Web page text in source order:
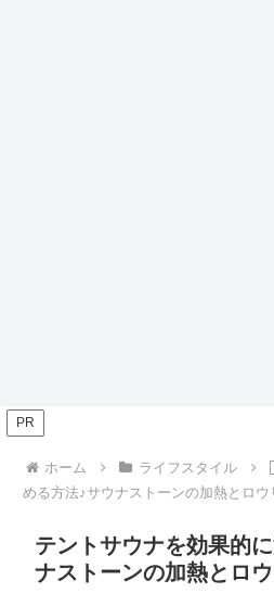
PR
ホーム ライフスタイル
める方法♪サウナストーンの加熱とロウ
テントサウナを効果的
ナストーンの加熱とロ